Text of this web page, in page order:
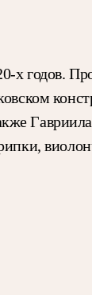
х годов.